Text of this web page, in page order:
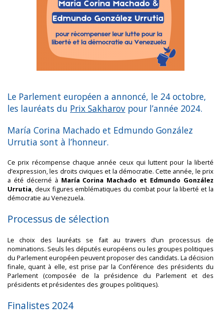
Le Parlement européen a annoncé, le 24 octobre,
les lauréats du Prix Sakharov pour l’année 2024.
María Corina Machado et Edmundo González
Urrutia sont à l’honneur.
Ce prix récompense chaque année ceux qui luttent pour la liberté
d’expression, les droits civiques et la démocratie. Cette année, le prix
a été décerné à María Corina Machado et Edmundo González
Urrutia, deux figures emblématiques du combat pour la liberté et la
démocratie au Venezuela.
Processus de sélection
Le choix des lauréats se fait au travers d’un processus de
nominations. Seuls les députés européens ou les groupes politiques
du Parlement européen peuvent proposer des candidats. La décision
finale, quant à elle, est prise par la Conférence des présidents du
Parlement (composée de la présidence du Parlement et des
présidents et présidentes des groupes politiques).
Finalistes 2024